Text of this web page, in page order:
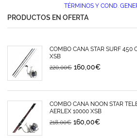
TÉRMINOS Y COND.
PRODUCTOS EN OFERTA
COMBO CAÑA STAR SURF 450
XSB
220,00€ 160,00€
COMBO CAÑA NOON STAR
AERLEX 10000 XSB
218,00€ 160,00€